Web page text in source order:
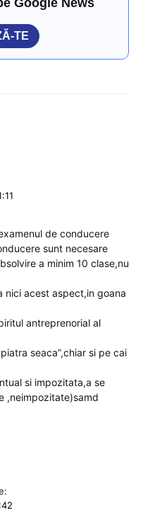
Google News
TE
de conducere
sunt necesare
a minim 10 clase,nu
nici acest aspect,in goana
antreprenorial al
seaca”,chiar si pe cai
si impozitata,a se
,neimpozitate)samd